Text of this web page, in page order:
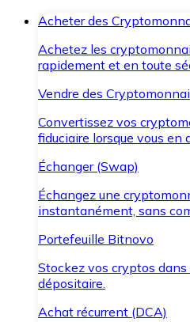
Acheter des
Achetez les
rapidement et en toute
Vendre des
Convertissez vos
fiduciaire lorsque vous en
Échanger (Swap)
Échangez une
instantanément, sans
Portefeuille Bitnovo
Stockez vos cryptos
dépositaire.
Achat récurrent (DCA)